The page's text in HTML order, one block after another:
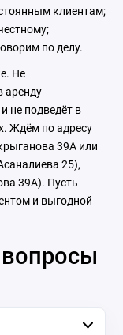
клиентам;
по делу.
Не
аренду
не подведёт в
Ждём по адресу
39А или
25),
39А). Пусть
и выгодной